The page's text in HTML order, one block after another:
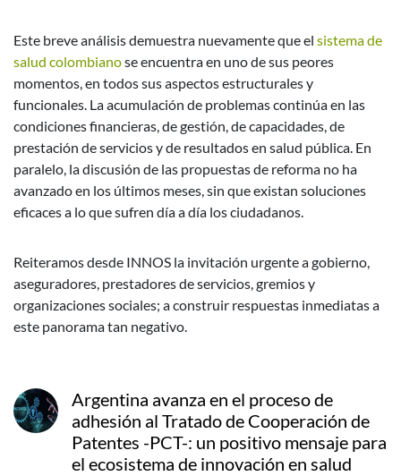
Este breve análisis demuestra nuevamente que el sistema de
salud colombianose encuentra en uno de sus peores
momentos, en todos sus aspectos estructurales y
funcionales. La acumulación de problemas continúa en las
condiciones financieras, de gestión, de capacidades, de
prestación de servicios y de resultados en salud pública. En
paralelo, la discusión de las propuestas de reforma no ha
avanzado en los últimos meses, sin que existan soluciones
eficaces a lo que sufren día a día los ciudadanos.
Reiteramos desde INNOS la invitación urgente a gobierno,
aseguradores, prestadores de servicios, gremios y
organizaciones sociales; a construir respuestas inmediatas a
este panorama tan negativo.
Argentina avanza en el proceso de
adhesión al Tratado de Cooperación de
Patentes -PCT-: un positivo mensaje para
el ecosistema de innovación en salud